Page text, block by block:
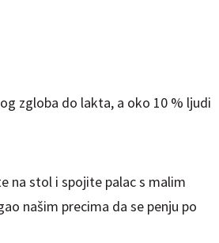
zgloba do lakta, a oko 10 % ljudi
na stol i spojite palac s malim
našim precima da se penju po